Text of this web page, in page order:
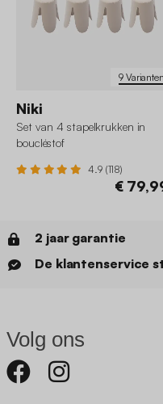
9 Varianten
Niki
Set van 4 stapelkrukken in
boucléstof
4.9 (118)
€
2 jaar garantie
De klantenservice
Volg ons